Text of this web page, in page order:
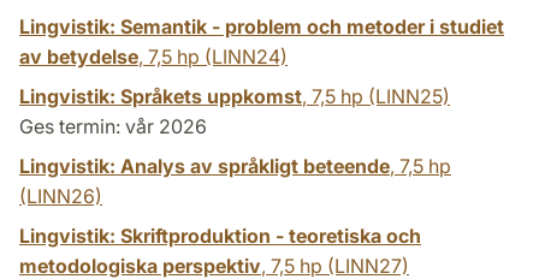
Lingvistik: Semantik - problem och metoder i studiet
av betydelse, 7,5 hp (LINN24)
Lingvistik: Språkets uppkomst, 7,5 hp (LINN25)
Ges termin: vår 2026
Lingvistik: Analys av språkligt beteende, 7,5 hp
(LINN26)
Lingvistik: Skriftproduktion - teoretiska och
metodologiska perspektiv, 7,5 hp (LINN27)